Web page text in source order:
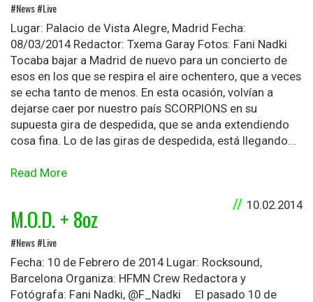
#News #Live
Lugar: Palacio de Vista Alegre, Madrid Fecha:
08/03/2014 Redactor: Txema Garay Fotos: Fani Nadki
Tocaba bajar a Madrid de nuevo para un concierto de
esos en los que se respira el aire ochentero, que a veces
se echa tanto de menos. En esta ocasión, volvían a
dejarse caer por nuestro país SCORPIONS en su
supuesta gira de despedida, que se anda extendiendo
cosa fina. Lo de las giras de despedida, está llegando...
Read More
10.02.2014
M.O.D. + 8oz
#News #Live
Fecha: 10 de Febrero de 2014 Lugar: Rocksound,
Barcelona Organiza: HFMN Crew Redactora y
Fotógrafa: Fani Nadki, @F_Nadki El pasado 10 de